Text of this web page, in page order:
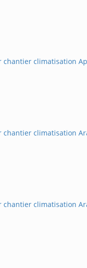
chantier climatisation
chantier climatisation
chantier climatisation